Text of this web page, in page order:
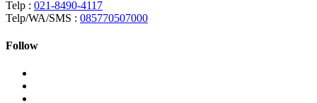
Telp : 021-8490-4117
Telp/WA/SMS : 085770507000
Follow